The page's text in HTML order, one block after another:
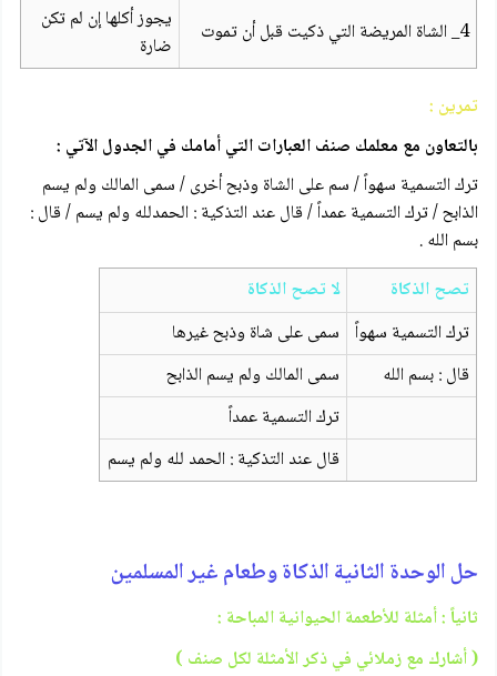
4_ الشاة المريضة التي ذكيت قبل أن تموت
يجوز أكلها إن لم تكن
ضارة
تمرين :
بالتعاون مع معلمك صنف العبارات التي أمامك في الجدول الآتي :
ترك التسمية سهواً / سم على الشاة وذبح أخرى / سمى المالك ولم يسم
الذابح / ترك التسمية عمداً / قال عند التذكية : الحمدلله ولم يسم / قال :
بسم الله .
تصح الذكاة
لا تصح الذكاة
ترك التسمية سهواً سمى على شاة وذبح غيرها
قال : بسم الله
سمى المالك ولم يسم الذابح
ترك التسمية عمداً
قال عند التذكية : الحمد لله ولم يسم
حل الوحدة الثانية الذكاة وطعام غير المسلمين
ثانياً : أمثلة للأطعمة الحيوانية المباحة :
( أشارك مع زملائي في ذكر الأمثلة لكل صنف )